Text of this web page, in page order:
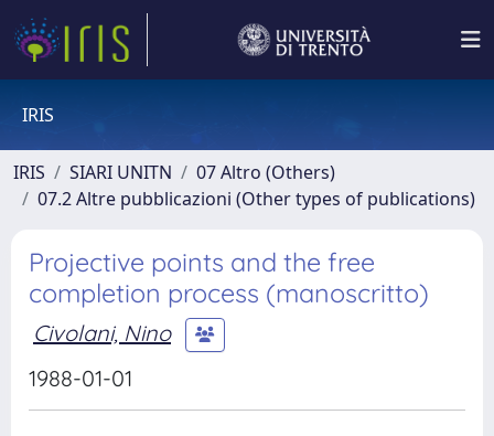
IRIS
IRIS SIARI UNITN
07 Altro (Others)
07.2 Altre pubblicazioni (Other types of publications)
Projective points and the free
completion process (manoscritto)
Civolani, Nino
1988-01-01